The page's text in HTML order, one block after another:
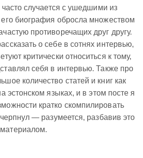
часто случается с ушедшими из
биография обросла множеством
противоречащих друг другу.
о себе в сотнях интервью,
критически относиться к тому,
себя в интервью. Также про
количество статей и книг как
эстонском языках, и в этом посте я
кратко скомпилировать
— разумеется, разбавив это